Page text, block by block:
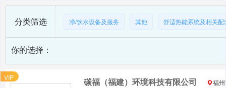
分类筛选 净/饮水设备及服务 其他 舒适热能系统及相关配
你的选择：
VIP 碳福（福建）环境科技有限公司 福州